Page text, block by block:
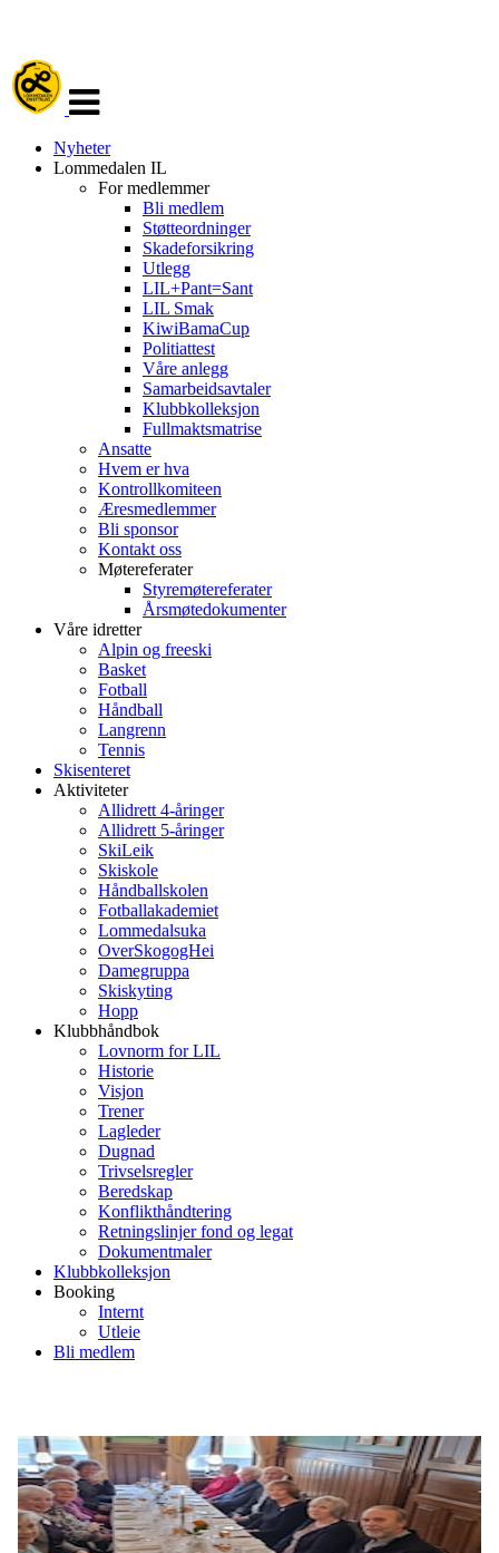
navigasjon
Nyheter
Lommedalen IL
For medlemmer
Bli medlem
Støtteordninger
Skadeforsikring
Utlegg
LIL+Pant=Sant
LIL Smak
KiwiBamaCup
Politiattest
Våre anlegg
Samarbeidsavtaler
Klubbkolleksjon
Fullmaktsmatrise
Ansatte
Hvem er hva
Kontrollkomiteen
Æresmedlemmer
Bli sponsor
Kontakt oss
Møtereferater
Styremøtereferater
Årsmøtedokumenter
Våre idretter
Alpin og freeski
Basket
Fotball
Håndball
Langrenn
Tennis
Skisenteret
Aktiviteter
Allidrett 4-åringer
Allidrett 5-åringer
SkiLeik
Skiskole
Håndballskolen
Fotballakademiet
Lommedalsuka
OverSkogogHei
Damegruppa
Skiskyting
Hopp
Klubbhåndbok
Lovnorm for LIL
Historie
Visjon
Trener
Lagleder
Dugnad
Trivselsregler
Beredskap
Konflikthåndtering
Retningslinjer fond og legat
Dokumentmaler
Klubbkolleksjon
Booking
Internt
Utleie
Bli medlem